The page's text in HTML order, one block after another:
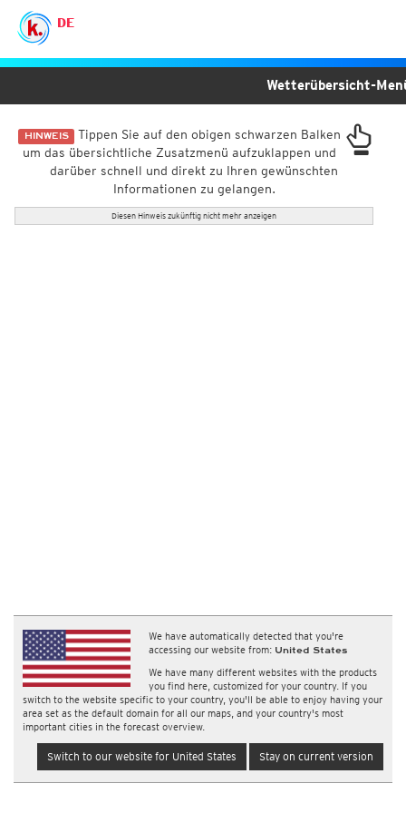
DE
HINWEIS Tippen Sie auf den obigen schwarzen Balken
um das übersichtliche Zusatzmenü aufzuklappen und
darüber schnell und direkt zu Ihren gewünschten
Informationen zu gelangen.
Diesen Hinweis zukünftig nicht mehr anzeigen
We have automatically detected that you're
accessing our website from: United States
We have many different websites with the products
you find here, customized for your country. If you
switch to the website specific to your country, you'll be able to enjoy having your
area set as the default domain for all our maps, and your country's most
important cities in the forecast overview.
Switch to our website for United States Stay on current version
Wetterübersicht-